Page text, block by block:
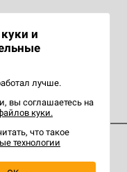
и
лучше.
вы соглашаетесь на
куки.
что такое
технологии